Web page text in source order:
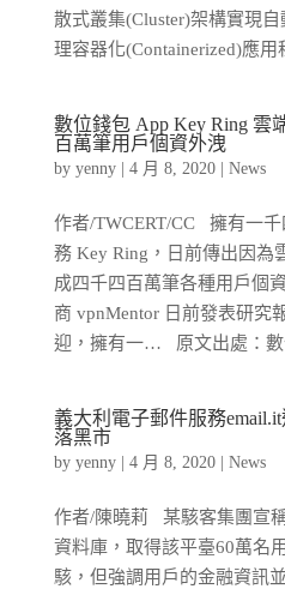
散式叢集(Cluster)架構實現
理容器化(Containerized)應
數位錢包 App Key Ring 雲
百萬筆用戶個資外洩
by yenny| 4 月 8, 2020| News
作者/TWCERT/CC 擁有一
務 Key Ring，日前傳出因為
成四千四百萬筆各種用戶個
商 vpnMentor 日前發表研究
迎，擁有一… 原文出處：數
義大利電子郵件服務
落黑市
by yenny| 4 月 8, 2020| News
作者/陳曉莉 某駭客集團宣
資料庫，取得該平臺60萬名
駭，但強調用戶的金融資訊